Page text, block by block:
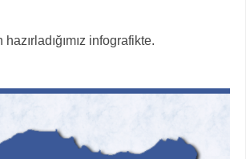
infografikte.